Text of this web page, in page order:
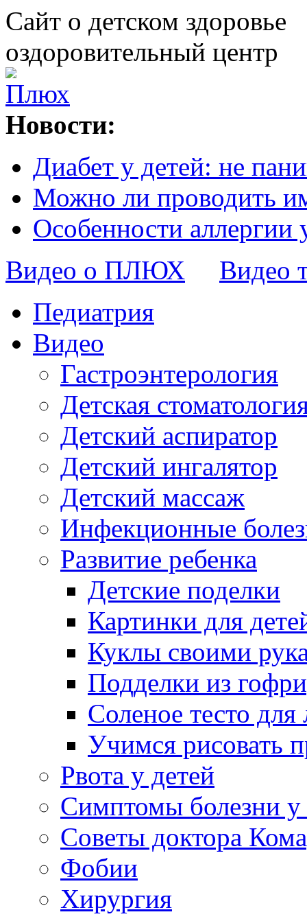
Сайт о детском здоровье
оздоровительный центр
Новости:
Диабет у детей: не
Можно ли проводить
Особенности аллергии
Видео о ПЛЮХ
Видео
Педиатрия
Видео
Гастроэнтерология
Детская
Детский аспиратор
Детский ингалятор
Детский массаж
Инфекционные
Развитие ребенка
Детские поделки
Картинки для
Куклы своими
Подделки из
Соленое тесто для
Учимся рисовать
Рвота у детей
Симптомы болезни у
Советы доктора
Фобии
Хирургия